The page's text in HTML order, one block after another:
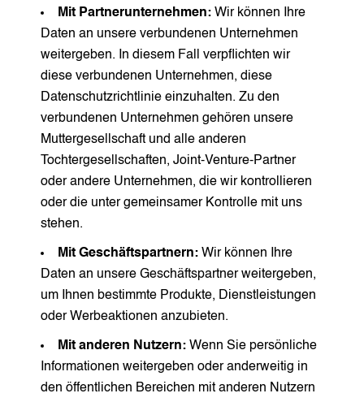
Mit Partnerunternehmen: Wir können Ihre
Daten an unsere verbundenen Unternehmen
weitergeben. In diesem Fall verpflichten wir
diese verbundenen Unternehmen, diese
Datenschutzrichtlinie einzuhalten. Zu den
verbundenen Unternehmen gehören unsere
Muttergesellschaft und alle anderen
Tochtergesellschaften, Joint-Venture-Partner
oder andere Unternehmen, die wir kontrollieren
oder die unter gemeinsamer Kontrolle mit uns
stehen.
Mit Geschäftspartnern: Wir können Ihre
Daten an unsere Geschäftspartner weitergeben,
um Ihnen bestimmte Produkte, Dienstleistungen
oder Werbeaktionen anzubieten.
Mit anderen Nutzern: Wenn Sie persönliche
Informationen weitergeben oder anderweitig in
den öffentlichen Bereichen mit anderen Nutzern